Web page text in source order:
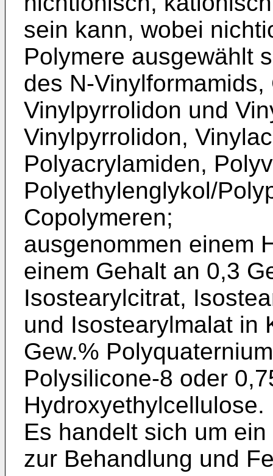
sein kann, wobei
Polymere ausgewählt
des N-
Vinylpyrrolidon und
Vinylpyrrolidon,
Polyacrylamiden,
Polyethylenglykol/
Copolymeren;
ausgenommen einem
einem Gehalt an 0,3
Isostearylcitrat,
und Isostearylmalat in
Gew.%
Polysilicone-8 oder
Hydroxyethylcellulose.
Es handelt sich um
zur Behandlung und